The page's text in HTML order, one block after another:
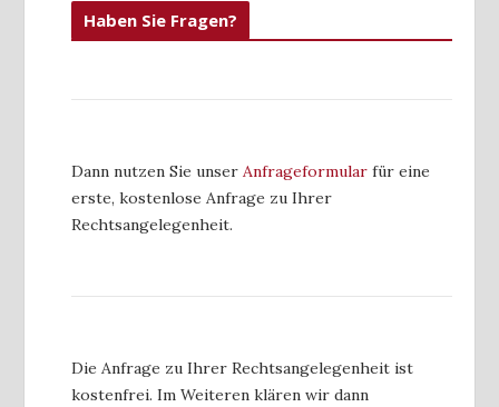
Haben Sie Fragen?
Dann nutzen Sie unser Anfrageformular für eine
erste, kostenlose Anfrage zu Ihrer
Rechtsangelegenheit.
Die Anfrage zu Ihrer Rechtsangelegenheit ist
kostenfrei. Im Weiteren klären wir dann